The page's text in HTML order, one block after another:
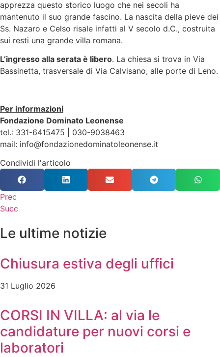
apprezza questo storico luogo che nei secoli ha
mantenuto il suo grande fascino. La nascita della pieve dei
Ss. Nazaro e Celso risale infatti al V secolo d.C., costruita
sui resti una grande villa romana.
L’ingresso alla serata è libero. La chiesa si trova in Via
Bassinetta, trasversale di Via Calvisano, alle porte di Leno.
Per informazioni
Fondazione Dominato Leonense
tel.: 331-6415475 | 030-9038463
mail: info@fondazionedominatoleonense.it
Condividi l'articolo
Prec
Succ
Le ultime notizie
Chiusura estiva degli uffici
31 Luglio 2026
CORSI IN VILLA: al via le
candidature per nuovi corsi e
laboratori